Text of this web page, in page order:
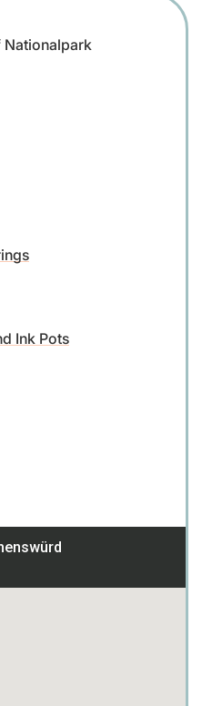
Nationalpark
Ink Pots